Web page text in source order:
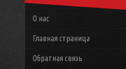
О нас
Главная страница
Обратная связь